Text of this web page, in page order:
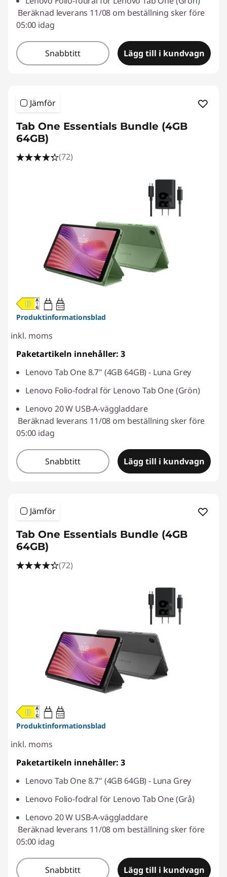
Beräknad leverans 11/08 om beställning sker före
05:00 idag
Snabbtitt Lägg till i kundvagn
Jämför
Tab One Essentials Bundle (4GB
64GB)
(72)
20W-60W
USB PD
Produktinformationsblad
inkl. moms
Paketartikeln innehåller: 3
Lenovo Tab One 8.7" (4GB 64GB) - Luna Grey
Lenovo Folio-fodral för Lenovo Tab One (Grön)
Lenovo 20 W USB-A-väggladdare
Beräknad leverans 11/08 om beställning sker före
05:00 idag
Snabbtitt Lägg till i kundvagn
Jämför
Tab One Essentials Bundle (4GB
64GB)
(72)
20W-60W
USB PD
Produktinformationsblad
inkl. moms
Paketartikeln innehåller: 3
Lenovo Tab One 8.7" (4GB 64GB) - Luna Grey
Lenovo Folio-fodral för Lenovo Tab One (Grå)
Lenovo 20 W USB-A-väggladdare
Beräknad leverans 11/08 om beställning sker före
05:00 idag
Snabbtitt Lägg till i kundvagn